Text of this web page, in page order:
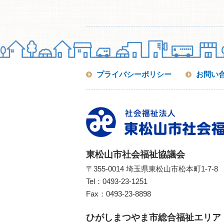
プライバシーポリシー お問い
東松山市社会福祉協議会
〒355-0014 埼玉県東松山市松本町1-7-8
Tel： 0493-23-1251
Fax：0493-23-8898
ひがしまつやま市総合福祉エリア